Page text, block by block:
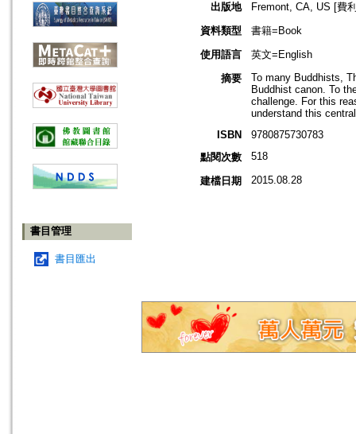
書目管理
書目匯出
出版地
Fremont, CA, US [費
資料類型
書籍=Book
使用語言
英文=English
摘要
To many Buddhists,
Buddhist canon. To
challenge. For this
understand this
ISBN
9780875730783
點閱次數
518
建檔日期 2015.08.28